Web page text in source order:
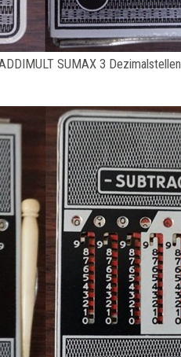
SUMAX 3 Dezimalstellen